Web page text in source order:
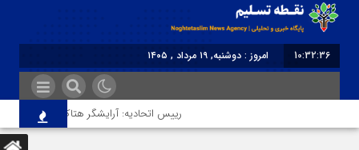
10:32:36
امروز : دوشنبه, ۱۹ مرداد , ۱۴۰۵
رییس اتحادیه: آرایشگر هتاک در قزوین عضو